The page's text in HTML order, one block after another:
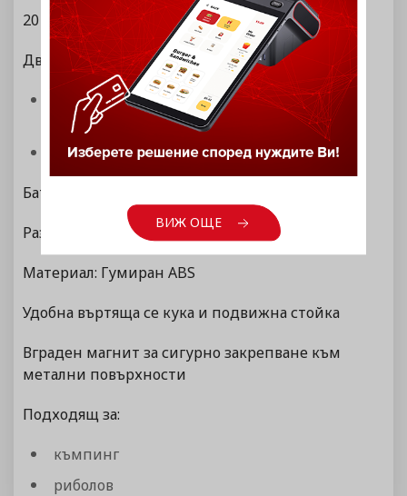
20 + 3 много ярка LED светлина
Два режима на работа:
20 светодиода за работна светлина - 210
лумена
3 светодиода за LED фенера - 80 лумена
Батерия: 3 ААА батерии
Размери: 95 х 70 х 15 мм
Материал: Гумиран ABS
Удобна въртяща се кука и подвижна стойка
Вграден магнит за сигурно закрепване към
метални повърхности
Подходящ за:
къмпинг
риболов
ВИЖ ОЩЕ